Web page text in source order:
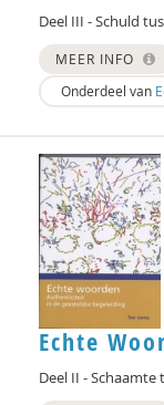
Simona
Dr. Katie-
Robin Knibbe
Niels
Harry
Wouter
Mark
Deel III - Schuld
MEER INFO
Onderdeel van
Echte
Deel II -